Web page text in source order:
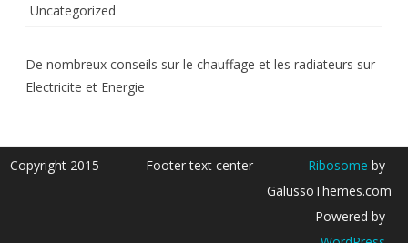
Uncategorized
De nombreux conseils sur le chauffage et les radiateurs sur
Electricite et Energie
Copyright 2015 Footer text center Ribosome by
GalussoThemes.com
Powered by